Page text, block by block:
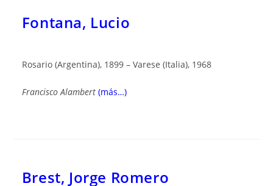
Fontana, Lucio
Rosario (Argentina), 1899 – Varese (Italia), 1968
Francisco Alambert (más…)
Brest, Jorge Romero